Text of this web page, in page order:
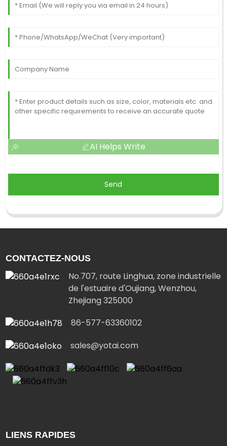
AI Helps Write
Send
CONTACTEZ-NOUS
No.707, route Linghua, zone industrielle
de l'estuaire d'Oujiang, Wenzhou,
Zhejiang 325000
86-577-63360102
sales@yotai.com
LIENS RAPIDES